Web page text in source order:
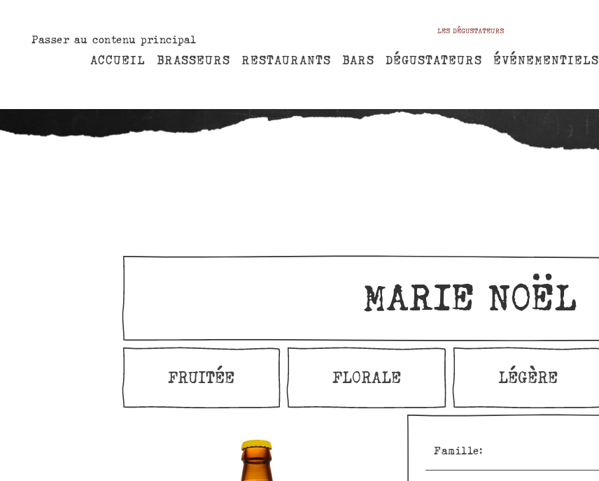
Passer au contenu principal
ACCUEIL BRASSEURS RESTAURANTS BARS DÉGUSTATEURS ÉVÉNEMENTIELS
MARIE NOËL
FRUITÉE FLORALE LÉGÈRE
Famille: